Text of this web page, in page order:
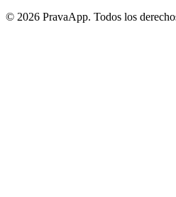
© 2026 PravaApp. Todos los